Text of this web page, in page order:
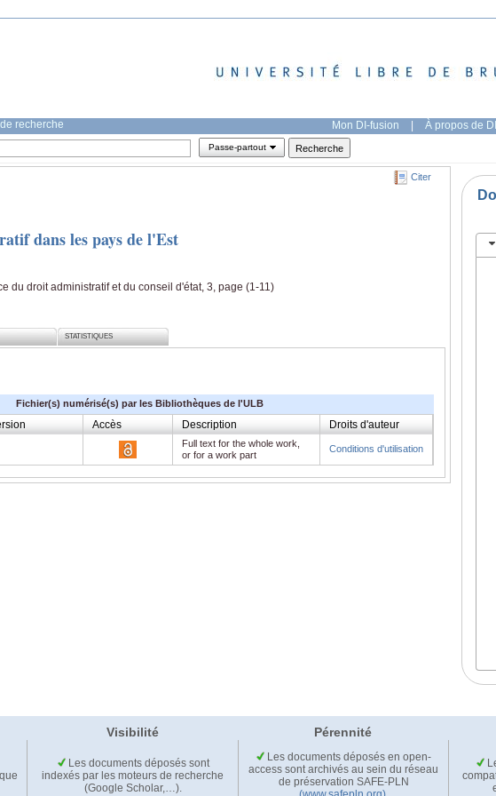
recherche Mon DI-fusion | À propos de
Passe-partout
Citer
dans les pays de l'Est
du droit administratif et du conseil d'état, 3, page (1-11)
STATISTIQUES
Fichier(s) numérisé(s) par les Bibliothèques de l'ULB
Accès Description Droits d'auteur
Full text for the whole work,
or for a work part
Conditions d'utilisation
Visibilité Pérennité
Les documents déposés sont
indexés par les moteurs de recherche
(Google Scholar,…).
Les documents déposés en open-
access sont archivés au sein du réseau
de préservation SAFE-PLN